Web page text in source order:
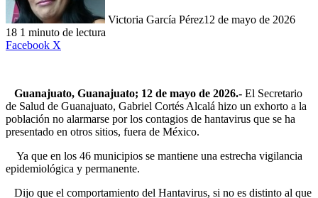
Victoria García Pérez12 de mayo de 2026
18 1 minuto de lectura
Facebook X
Guanajuato, Guanajuato; 12 de mayo de 2026.- El Secretario
de Salud de Guanajuato, Gabriel Cortés Alcalá hizo un exhorto a la
población no alarmarse por los contagios de hantavirus que se ha
presentado en otros sitios, fuera de México.
Ya que en los 46 municipios se mantiene una estrecha vigilancia
epidemiológica y permanente.
Dijo que el comportamiento del Hantavirus, si no es distinto al que